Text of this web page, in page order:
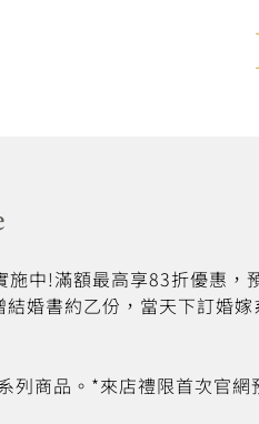
中!滿額最高享83折優惠，
婚書約乙份，當天下訂婚嫁
列商品。*來店禮限首次官網